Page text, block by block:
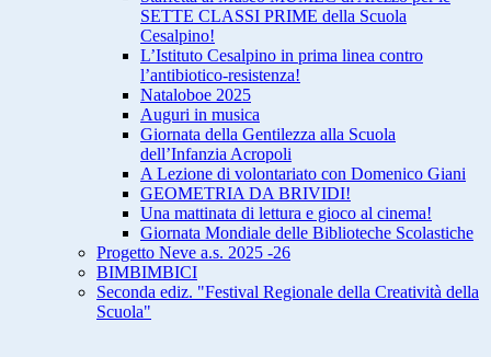
SETTE CLASSI PRIME della Scuola
Cesalpino!
L’Istituto Cesalpino in prima linea contro
l’antibiotico-resistenza!
Nataloboe 2025
Auguri in musica
Giornata della Gentilezza alla Scuola
dell’Infanzia Acropoli
A Lezione di volontariato con Domenico Giani
GEOMETRIA DA BRIVIDI!
Una mattinata di lettura e gioco al cinema!
Giornata Mondiale delle Biblioteche Scolastiche
Progetto Neve a.s. 2025 -26
BIMBIMBICI
Seconda ediz. "Festival Regionale della Creatività della
Scuola"